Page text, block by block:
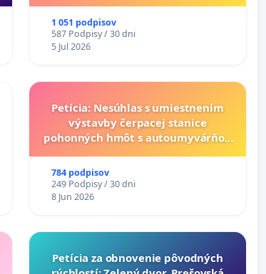
1 051 podpisov
587 Podpisy / 30 dni
5 Jul 2026
Petícia: Nesúhlas s umiestnením
výstavby čerpacej stanice
pohonných hmôt s autoumyvárňou
Grob - Čierna Voda
784 podpisov
249 Podpisy / 30 dni
8 Jun 2026
​Petícia za obnovenie pôvodných